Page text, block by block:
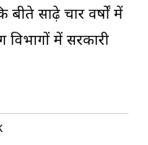
बीते साढ़े चार वर्षों में
में सरकारी